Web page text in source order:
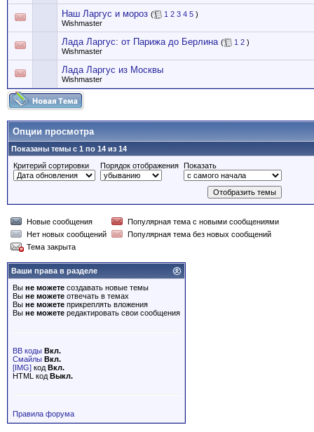
Наш Ларгус и мороз ( 1 2 3 4 5 )
Wishmaster
Лада Ларгус: от Парижа до Берлина ( 1 2 )
Wishmaster
Лада Ларгус из Москвы
Wishmaster
Опции просмотра
Показаны темы с 1 по 14 из 14
Критерий сортировки
Порядок отображения Показать
Новые сообщения
Популярная тема с новыми сообщениями
Нет новых сообщений
Популярная тема без новых сообщений
Тема закрыта
Ваши права в разделе
Вы не можете создавать новые темы
Вы не можете отвечать в темах
Вы не можете прикреплять вложения
Вы не можете редактировать свои сообщения
BB коды Вкл.
Смайлы Вкл.
[IMG] код Вкл.
HTML код Выкл.
Правила форума